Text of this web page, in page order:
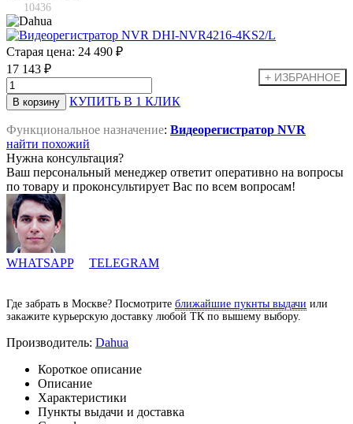
10436
Старая цена: 24 490 ₽
17 143 ₽
КУПИТЬ В 1 КЛИК
Функциональное назначение: Видеорегистратор NVR
найти похожий
Нужна консультация?
Ваш персональный менеджер ответит оперативно на вопросы
по товару и проконсультирует Вас по всем вопросам!
WHATSAPP TELEGRAM
Где забрать в Москве? Посмотрите ближайшие пукнты выдачи или
закажите курьерскую доставку любой ТК по вышему выбору.
Производитель: Dahua
Короткое описание
Описание
Характеристики
Пункты выдачи и доставка